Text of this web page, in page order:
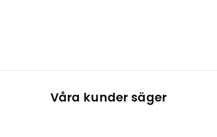
Våra kunder säger